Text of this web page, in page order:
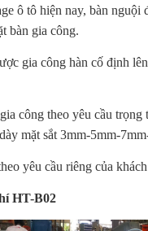
ô tô hiện nay, bàn nguội
bàn gia công.
gia công hàn cố định
công theo yêu cầu trọng
mặt sắt 3mm-5mm-
yêu cầu riêng của
HT-B02